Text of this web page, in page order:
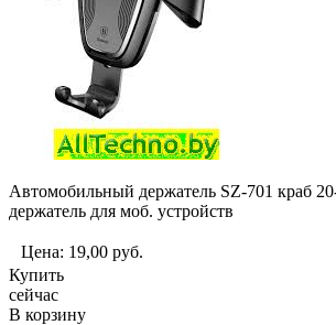
Автомобильный держатель SZ-701 краб
держатель для моб. устройств
Цена: 19,00 руб.
Купить
сейчас
В корзину